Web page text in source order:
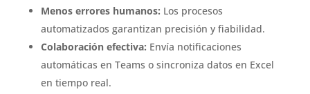
Menos errores humanos: Los procesos
automatizados garantizan precisión y fiabilidad.
Colaboración efectiva: Envía notificaciones
automáticas en Teams o sincroniza datos en Excel
en tiempo real.